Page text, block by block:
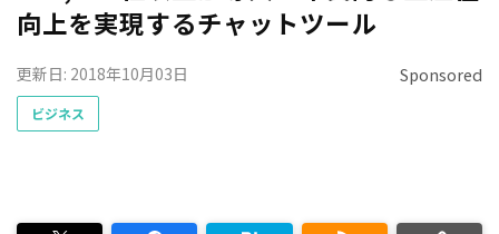
向上を実現するチャットツール
Sponsored
更新日: 2018年10月03日
ビジネス